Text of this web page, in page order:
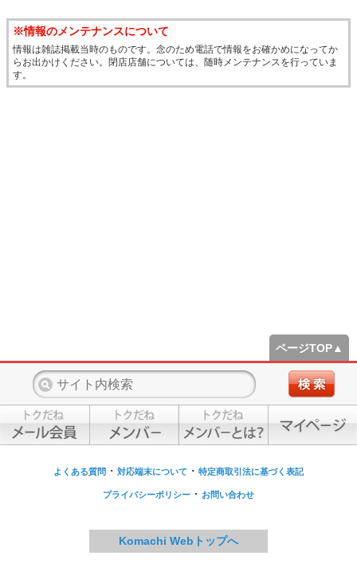
※情報のメンテナンスについて
情報は雑誌掲載当時のものです。念のため電話で情報をお確かめになってか
らお出かけください。閉店店舗については、随時メンテナンスを行っていま
す。
ページTOP▲
よくある質問 ・ 対応端末について ・ 特定商取引法に基づく表記
プライバシーポリシー ・ お問い合わせ
Komachi Webトップへ